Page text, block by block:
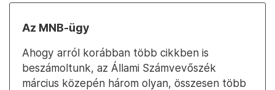
Az MNB-ügy
Ahogy arról korábban több cikkben is
beszámoltunk, az Állami Számvevőszék
március közepén három olyan, összesen több